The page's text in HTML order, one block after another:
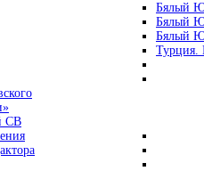
Бялый
Бялый
Бялый
Турция.
СВ